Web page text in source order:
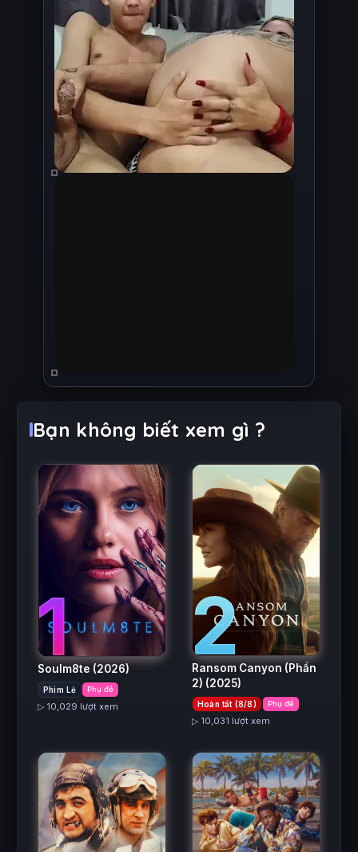
Bạn không biết xem gì ?
1
Soulm8te (2026)
Phim Lẻ Phụ đề
▷ 10,029 lượt xem
2
Ransom Canyon (Phần
2) (2025)
Hoàn tất (8/8) Phụ đề
▷ 10,031 lượt xem